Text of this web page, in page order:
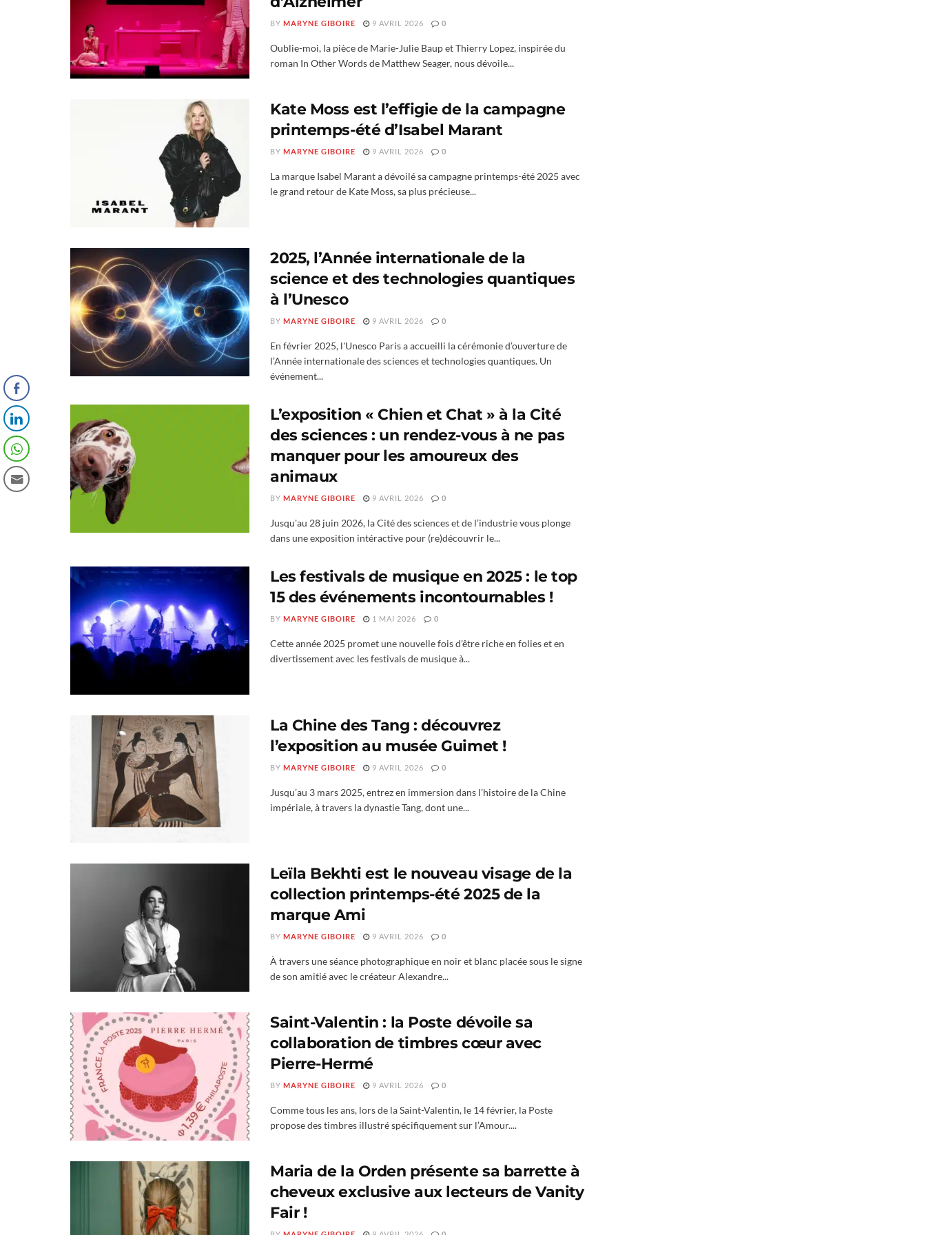
BY MARYNE GIBOIRE 9 AVRIL 2026 0
Oublie-moi, la pièce de Marie-Julie Baup et Thierry Lopez, inspirée du
roman In Other Words de Matthew Seager, nous dévoile...
Kate Moss est l’effigie de la campagne
printemps-été d’Isabel Marant
BY MARYNE GIBOIRE 9 AVRIL 2026 0
La marque Isabel Marant a dévoilé sa campagne printemps-été 2025 avec
le grand retour de Kate Moss, sa plus précieuse...
2025, l’Année internationale de la
science et des technologies quantiques
à l’Unesco
BY MARYNE GIBOIRE 9 AVRIL 2026 0
En février 2025, l'Unesco Paris a accueilli la cérémonie d’ouverture de
l’Année internationale des sciences et technologies quantiques. Un
événement...
L’exposition « Chien et Chat » à la Cité
des sciences : un rendez-vous à ne pas
manquer pour les amoureux des
animaux
BY MARYNE GIBOIRE 9 AVRIL 2026 0
Jusqu'au 28 juin 2026, la Cité des sciences et de l’industrie vous plonge
dans une exposition intéractive pour (re)découvrir le...
Les festivals de musique en 2025 : le top
15 des événements incontournables !
BY MARYNE GIBOIRE 1 MAI 2026 0
Cette année 2025 promet une nouvelle fois d’être riche en folies et en
divertissement avec les festivals de musique à...
La Chine des Tang : découvrez
l’exposition au musée Guimet !
BY MARYNE GIBOIRE 9 AVRIL 2026 0
Jusqu’au 3 mars 2025, entrez en immersion dans l’histoire de la Chine
impériale, à travers la dynastie Tang, dont une...
Leïla Bekhti est le nouveau visage de la
collection printemps-été 2025 de la
marque Ami
BY MARYNE GIBOIRE 9 AVRIL 2026 0
À travers une séance photographique en noir et blanc placée sous le signe
de son amitié avec le créateur Alexandre...
Saint-Valentin : la Poste dévoile sa
collaboration de timbres cœur avec
Pierre-Hermé
BY MARYNE GIBOIRE 9 AVRIL 2026 0
Comme tous les ans, lors de la Saint-Valentin, le 14 février, la Poste
propose des timbres illustré spécifiquement sur l’Amour....
Maria de la Orden présente sa barrette à
cheveux exclusive aux lecteurs de Vanity
Fair !